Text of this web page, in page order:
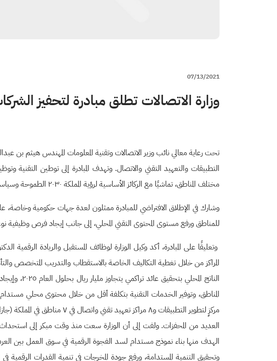
07/13/2021
وزارة الاتصالات تطلق مبادرة لتحفيز
التطبيقات والتعهيد التقني والاتصال. وتهدف المبادرة إلى توطين التقنية
مختلف المناطق، تماشيًا مع الركائز الأساسية لرؤية المملكة ٢٠٣٠ الطموحة وسياسة الاقتصاد الرقمي استنادًا على مستهدفات استراتيجية قطاع الاتصالات وتقنية المعلومات ٢٠٢٣م.
وشارك في الإطلاق الافتراضي للمبادرة ممثلون لعدة جهات حكومية وخاصة، على
للمناطق ورفع مستوى المحتوى التقني المحلي، إلى جانب إيجاد فرص وظيفية
وتعليقًا على المبادرة، أكد وكيل الوزارة لوظائف المستقبل والريادة
المراكز من خلال تغطية التكاليف الخاصة بالاستقطاب والتدريب المتخصص
مركزٍ لتطوير التطبيقات و٨
العديد من المحفزات. ولفت إلى أن الوزارة سعت منذ وقت مبكر إلى
الهدف منها بناء نموذج مستدام لسد الفجوة الرقمية في سوق العمل بين
وتحقيق التنمية المستدامة، ورفع جودة المخرجات في تنمية القدرات الرقمية